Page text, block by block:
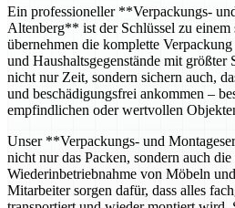
Ein professioneller **Verpackungs-
Altenberg** ist der Schlüssel zu
übernehmen die komplette
und Haushaltsgegenstände mit größter
nicht nur Zeit, sondern sichern auch,
und beschädigungsfrei ankommen –
empfindlichen oder wertvollen
Unser **Verpackungs- und
nicht nur das Packen, sondern auch
Wiederinbetriebnahme von Möbeln
Mitarbeiter sorgen dafür, dass alles